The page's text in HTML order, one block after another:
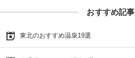
おすすめ記事
東北のおすすめ温泉19選